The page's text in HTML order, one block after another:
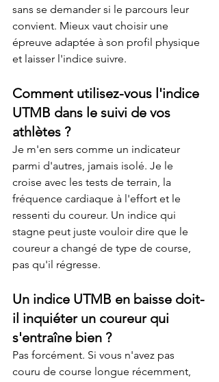
sans se demander si le parcours leur
convient. Mieux vaut choisir une
épreuve adaptée à son profil physique
et laisser l'indice suivre.
Comment utilisez-vous l'indice
UTMB dans le suivi de vos
athlètes ?
Je m'en sers comme un indicateur
parmi d'autres, jamais isolé. Je le
croise avec les tests de terrain, la
fréquence cardiaque à l'effort et le
ressenti du coureur. Un indice qui
stagne peut juste vouloir dire que le
coureur a changé de type de course,
pas qu'il régresse.
Un indice UTMB en baisse doit-
il inquiéter un coureur qui
s'entraîne bien ?
Pas forcément. Si vous n'avez pas
couru de course longue récemment,